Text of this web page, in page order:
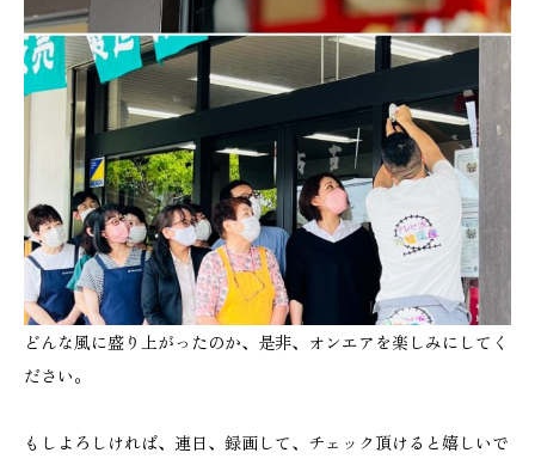
どんな風に盛り上がったのか、是非、オンエアを楽しみにしてく
ださい。
もしよろしければ、連日、録画して、チェック頂けると嬉しいで